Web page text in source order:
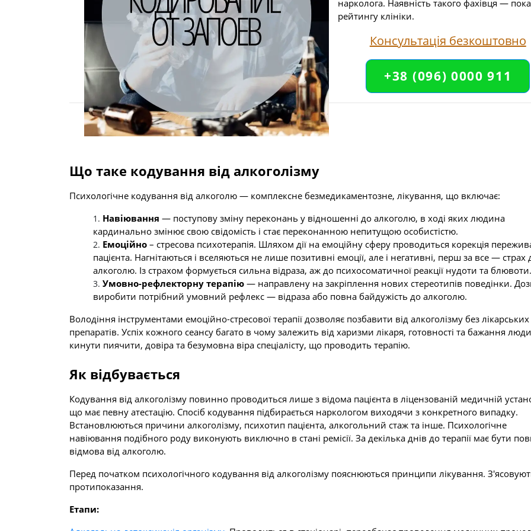
нарколога. Наявність такого фахівця —
рейтингу клініки.
Консультація безкоштовно
+38 (096) 0000 911
Що таке кодування від алкоголізму
Психологічне кодування від алкоголю — комплексне безмедикаментозне, лікування, що включає:
Навіювання — поступову зміну переконань у відношенні до алкоголю, в ході яких людина
кардинально змінює свою свідомість і стає переконанною непитущою особистістю.
Емоційно – стресова психотерапія. Шляхом дії на емоційну сферу проводиться корекція
пацієнта. Нагнітаються і вселяються не лише позитивні емоції, але і негативні, перш за все — страх
алкоголю. Із страхом формується сильна відраза, аж до психосоматичної реакції нудоти та блювоти.
Умовно-рефлекторну терапію — направлену на закріплення нових стереотипів поведінки.
виробити потрібний умовний рефлекс — відраза або повна байдужість до алкоголю.
Володіння інструментами емоційно-стресової терапії дозволяє позбавити від алкоголізму без лікарських
препаратів. Успіх кожного сеансу багато в чому залежить від харизми лікаря, готовності та бажання
кинути пиячити, довіра та безумовна віра спеціалісту, що проводить терапію.
Як відбувається
Кодування від алкоголізму повинно проводиться лише з відома пацієнта в ліцензованій медичній
що має певну атестацію. Спосіб кодування підбирається наркологом виходячи з конкретного випадку.
Встановлюються причини алкоголізму, психотип пацієнта, алкогольний стаж та інше. Психологічне
навіювання подібного роду виконують виключно в стані ремісії. За декілька днів до терапії має бути
відмова від алкоголю.
Перед початком психологічного кодування від алкоголізму пояснюються принципи лікування.
протипоказання.
Етапи: